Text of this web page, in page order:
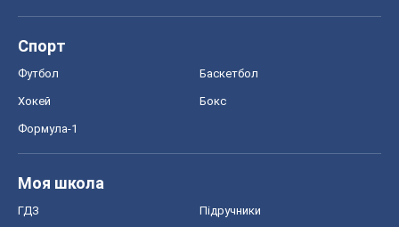
Спорт
Футбол Баскетбол
Хокей Бокс
Формула-1
Моя школа
ГДЗ Підручники